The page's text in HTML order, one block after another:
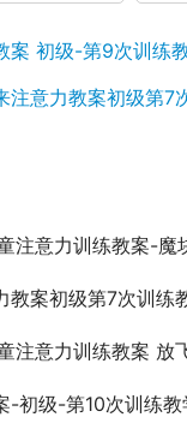
案 初级-第9次训练
注意力教案初级第7
训练教案-魔块版 放飞未来
教案初级第7次训练
注意力训练教案 放
10次训练教学示范视频-适合